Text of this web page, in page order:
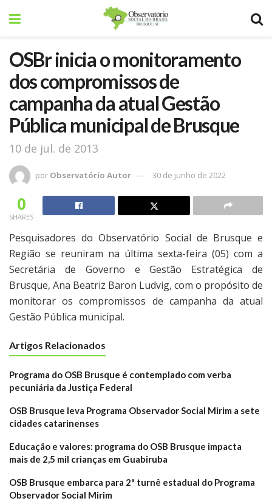
OSBr inicia o monitoramento
dos compromissos de
campanha da atual Gestão
Pública municipal de Brusque
10 de jul. de 2013
por Observatório Autor 30 de junho de 2022
0
SHARES
Pesquisadores do Observatório Social de Brusque e
Região se reuniram na última sexta-feira (05) com a
Secretária de Governo e Gestão Estratégica de
Brusque, Ana Beatriz Baron Ludvig, com o propósito de
monitorar os compromissos de campanha da atual
Gestão Pública municipal.
Artigos Relacionados
Programa do OSB Brusque é contemplado com verba
pecuniária da Justiça Federal
OSB Brusque leva Programa Observador Social Mirim a sete
cidades catarinenses
Educação e valores: programa do OSB Brusque impacta
mais de 2,5 mil crianças em Guabiruba
OSB Brusque embarca para 2ª turnê estadual do Programa
Observador Social Mirim